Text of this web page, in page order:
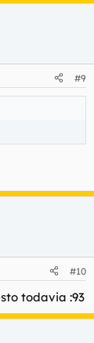
#9
#10
todavia :93